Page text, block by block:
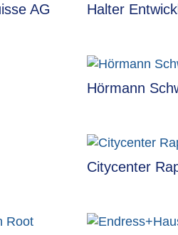
AG Halter
Hörmann
Citycenter